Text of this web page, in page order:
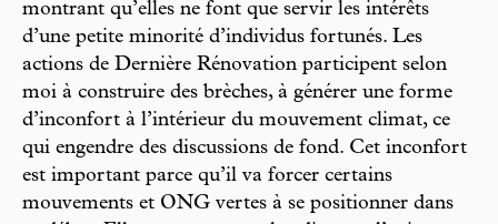
montrant qu’elles ne font que servir les intérêts
d’une petite minorité d’individus fortunés. Les
actions de Dernière Rénovation participent selon
moi à construire des brèches, à générer une forme
d’inconfort à l’intérieur du mouvement climat, ce
qui engendre des discussions de fond. Cet inconfort
est important parce qu’il va forcer certains
mouvements et ONG vertes à se positionner dans